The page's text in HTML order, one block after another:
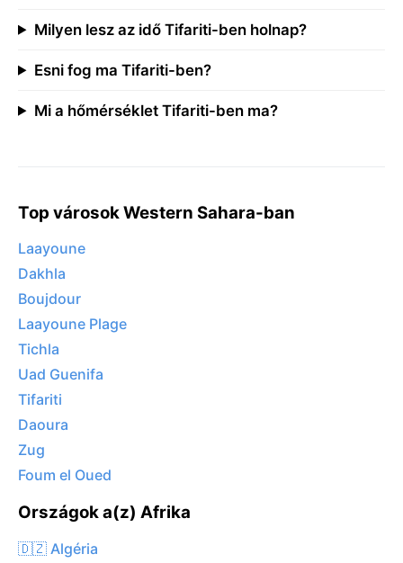
Milyen lesz az idő Tifariti-ben holnap?
Esni fog ma Tifariti-ben?
Mi a hőmérséklet Tifariti-ben ma?
Top városok Western Sahara-ban
Laayoune
Dakhla
Boujdour
Laayoune Plage
Tichla
Uad Guenifa
Tifariti
Daoura
Zug
Foum el Oued
Országok a(z) Afrika
🇩🇿 Algéria